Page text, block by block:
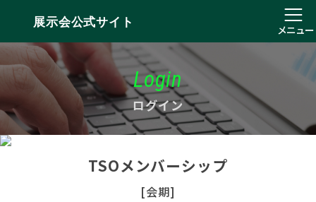
展示会公式サイト
メニュー
Login
ログイン
TSOメンバーシップ
[会期]